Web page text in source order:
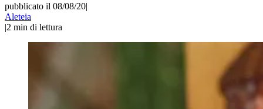
pubblicato il 08/08/20|
Aleteia
|2 min di lettura